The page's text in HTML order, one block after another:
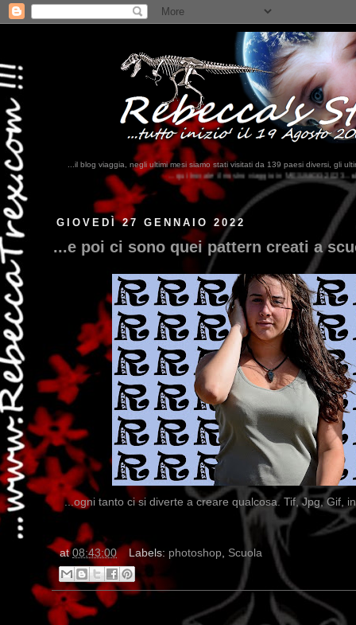
...il blog viaggia, negli ultimi mesi siamo stati visitati da 139 paesi diversi, gli
...qui trovate il nostro viaggio in MESSICO 2023...clikka qui !!!
GIOVEDÌ 27 GENNAIO 2022
...e poi ci sono quei pattern creati a
...ogni tanto ci si diverte a creare qualcosa. Tif, Jpg, Gif,
at08:43:00 Labels: photoshop, Scuola